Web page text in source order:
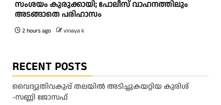
സംശയം കുരുക്കായി; പോലീസ് വാഹനത്തിലും
അടങ്ങാതെ പരിഹാസം
2 hours ago vinaya k
RECENT POSTS
വൈദ്യുതിവകുപ്പ് തലയിൽ അടിച്ചുകയറ്റിയ കുരിശ്‌
-സണ്ണി ജോസഫ്‌